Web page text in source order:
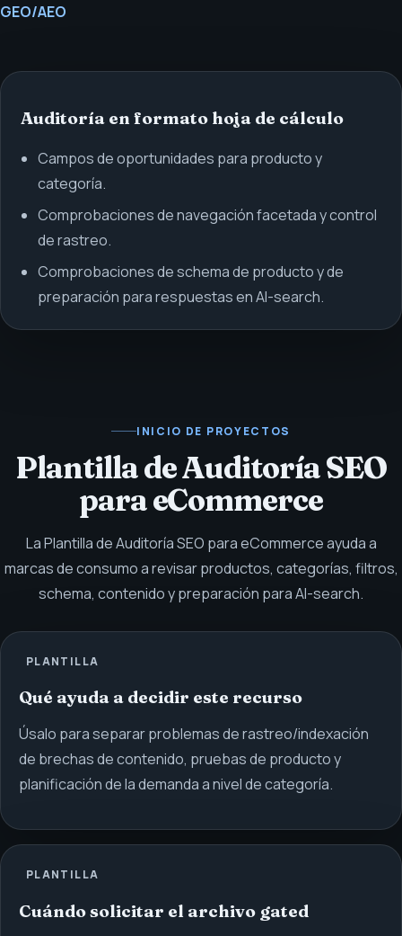
GEO/AEO
Auditoría en formato hoja de cálculo
Campos de oportunidades para producto y
categoría.
Comprobaciones de navegación facetada y control
de rastreo.
Comprobaciones de schema de producto y de
preparación para respuestas en AI-search.
INICIO DE PROYECTOS
Plantilla de Auditoría SEO
para eCommerce
La Plantilla de Auditoría SEO para eCommerce ayuda a
marcas de consumo a revisar productos, categorías, filtros,
schema, contenido y preparación para AI-search.
PLANTILLA
Qué ayuda a decidir este recurso
Úsalo para separar problemas de rastreo/indexación
de brechas de contenido, pruebas de producto y
planificación de la demanda a nivel de categoría.
PLANTILLA
Cuándo solicitar el archivo gated